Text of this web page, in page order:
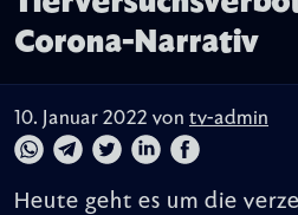
Corona-Narrativ
10. Januar 2022 von tv-admin
Heute geht es um die